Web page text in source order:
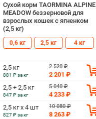
Сухой корм TAORMINA ALPINE
MEADOW беззерновой для
взрослых кошек с ягненком
(2,5 кг)
0,6 кг 2,5 кг 4 кг
2,5 кг
881 ₽ за кг
2 520 ₽
2 201 ₽
2,5 + 2,5 кг
847 ₽ за кг
5 040 ₽
4 233 ₽
2,5 кг х 4 шт
827 ₽ за кг
10 080 ₽
8 263 ₽